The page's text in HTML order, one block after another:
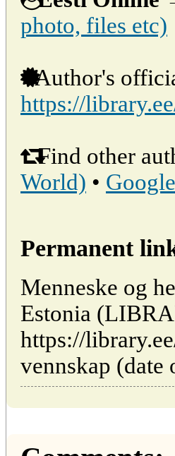
photo, files etc)
Author's
https://
Find other
World) • Google
Permanent
Menneske og
Estonia
https://
vennskap (date